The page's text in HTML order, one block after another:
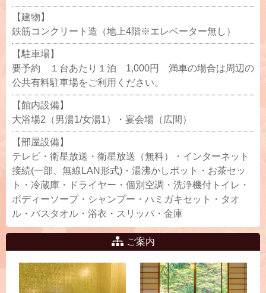
【建物】
鉄筋コンクリート造（地上4階※エレベーター無し）
【駐車場】
要予約 １台あたり１泊 1,000円 満車の場合は周辺の
公共有料駐車場をご利用ください。
【館内設備】
大浴場2（男湯1/女湯1）・宴会場（広間）
【部屋設備】
テレビ・衛星放送・衛星放送（無料）・インターネット
接続(一部、無線LAN形式)・湯沸かしポット・お茶セッ
ト・冷蔵庫・ドライヤー・個別空調・洗浄機付トイレ・
ボディーソープ・シャンプー・ハミガキセット・タオ
ル・バスタオル・浴衣・スリッパ・金庫
ご案内